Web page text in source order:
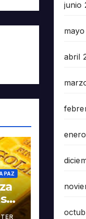
PAZ
junio
abril